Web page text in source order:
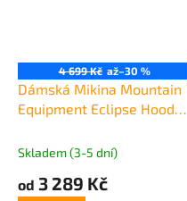
4 699 Kč až–30 %
Dámská Mikina Mountain
Equipment Eclipse Hooded
Skladem (3-5 dní)
od 3 289 Kč